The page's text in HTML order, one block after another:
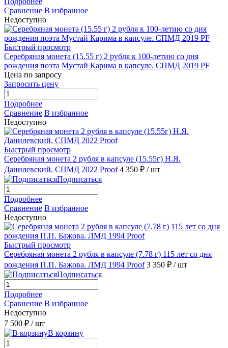
Сравнение В избранное
Недоступно
Быстрый просмотр
Серебряная монета (15.55 г) 2 рубля к 100-летию со дня
рождения поэта Мустай Карима в капсуле. СПМД 2019 PF
Цена по запросу
Запросить цену
Подробнее
Сравнение В избранное
Недоступно
Быстрый просмотр
Серебряная монета 2 рубля в капсуле (15.55г) Н.Я.
Данилевский. СПМД 2022 Proof 4 350 ₽ / шт
Подписаться
Подробнее
Сравнение В избранное
Недоступно
Быстрый просмотр
Серебряная монета 2 рубля в капсуле (7.78 г) 115 лет со дня
рождения П.П. Бажова. ЛМД 1994 Proof 3 350 ₽ / шт
Подписаться
Подробнее
Сравнение В избранное
Недоступно
7 500 ₽ / шт
В корзину